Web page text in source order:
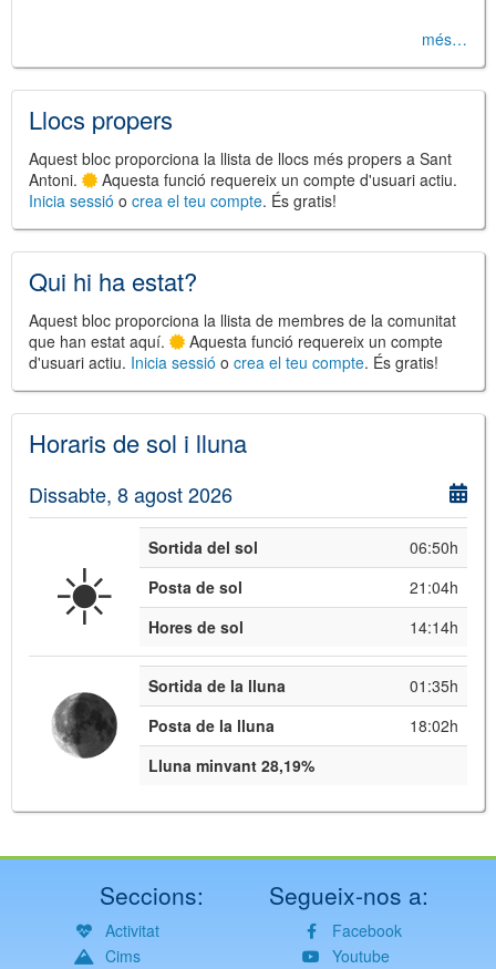
©OpenStreetMap,OpenTopoMap
Catalunya
CC BY-SH 4.0
més…
Llocs propers
Aquest bloc proporciona la llista de llocs més propers a Sant
Antoni.
Aquesta funció requereix un compte d'usuari actiu.
Inicia sessió o crea el teu compte. És gratis!
Qui hi ha estat?
Aquest bloc proporciona la llista de membres de la comunitat
que han estat aquí.
Aquesta funció requereix un compte
d'usuari actiu. Inicia sessió o crea el teu compte. És gratis!
Horaris de sol i lluna
Dissabte, 8 agost 2026
☀️ Sortida del sol
06:50h
Posta de sol
21:04h
Hores de sol
14:14h
Sortida de la lluna
01:35h
Posta de la lluna
18:02h
Lluna minvant 28,19%
Seccions:
Activitat
Cims
Segueix-nos a:
Facebook
Youtube